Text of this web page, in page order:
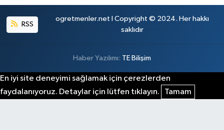
RSS
ogretmenler.net I Copyright © 2024. Her hakkı
saklıdır
Haber Yazılımı: TE Bilişim
En iyi site deneyimi sağlamak için çerezlerden
faydalanıyoruz. Detaylar için lütfen tıklayın.
Tamam